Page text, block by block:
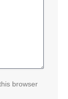
browser